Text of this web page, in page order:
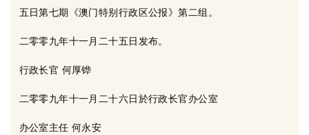
五日第七期《澳门特别行政区公报》第二组。
二零零九年十一月二十五日发布。
行政长官 何厚铧
二零零九年十一月二十六日於行政长官办公室
办公室主任 何永安